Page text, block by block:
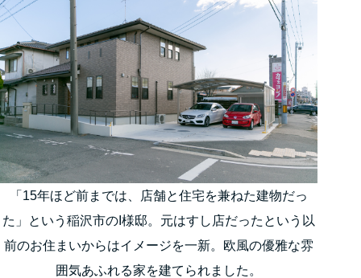
「15年ほど前までは、店舗と住宅を兼ねた建物だっ
た」という稲沢市のI様邸。元はすし店だったという以
前のお住まいからはイメージを一新。欧風の優雅な雰
囲気あふれる家を建てられました。